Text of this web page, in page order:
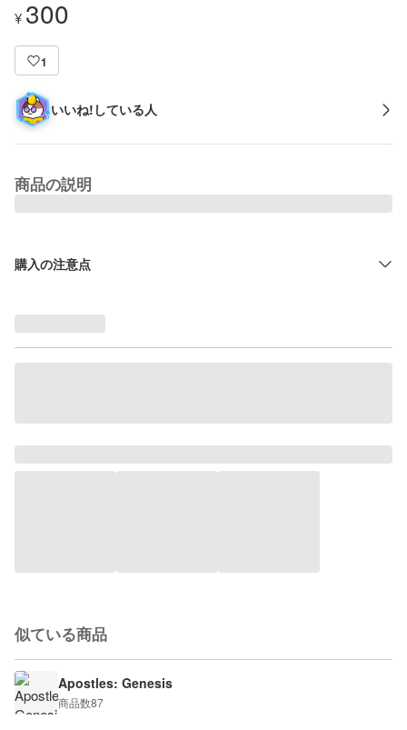
¥ 300
1
いいね!している人
商品の説明
購入の注意点
似ている商品
Apostles: Genesis
商品数87